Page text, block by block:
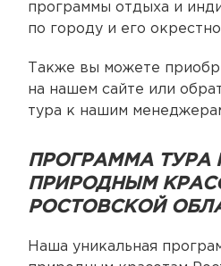
программы отдыха и
по городу и его
Также вы можете
на нашем сайте или
тура к нашим
ПРОГРАММА ТУРА
ПРИРОДНЫМ
РОСТОВСКОЙ
Наша уникальная